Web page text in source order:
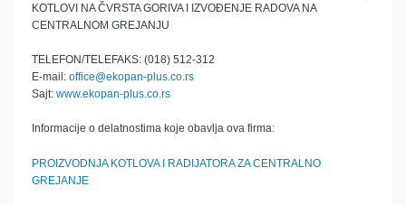
KOTLOVI NA ČVRSTA GORIVA I IZVOĐENJE RADOVA NA
CENTRALNOM GREJANJU
TELEFON/TELEFAKS: (018) 512-312
E-mail: office@ekopan-plus.co.rs
Sajt: www.ekopan-plus.co.rs
Informacije o delatnostima koje obavlja ova firma:
PROIZVODNJA KOTLOVA I RADIJATORA ZA CENTRALNO
GREJANJE